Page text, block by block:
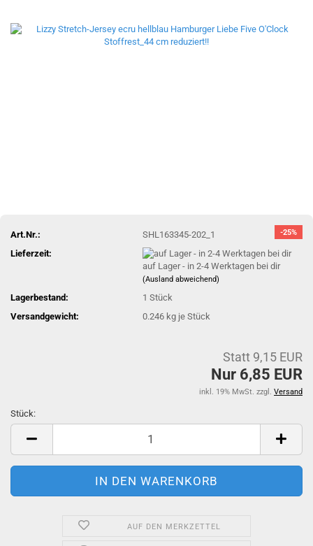
-25%
Art.Nr.:
SHL163345-202_1
Lieferzeit:
auf Lager - in 2-4 Werktagen bei dir
(Ausland abweichend)
Lagerbestand: 1Stück
Versandgewicht:
0.246 kg je Stück
Statt 9,15 EUR
Nur 6,85 EUR
inkl. 19% MwSt. zzgl. Versand
Stück:
Stück
AUF DEN MERKZETTEL